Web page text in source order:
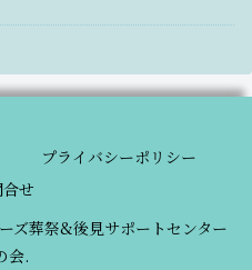
プライバシーポリシー
せ
ズ葬祭&後見サポートセンター
会.